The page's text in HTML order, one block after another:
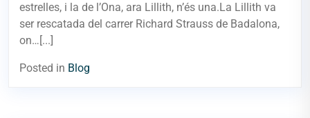
estrelles, i la de l’Ona, ara Lillith, n’és una.La Lillith va
ser rescatada del carrer Richard Strauss de Badalona,
on…[...]
Posted in Blog